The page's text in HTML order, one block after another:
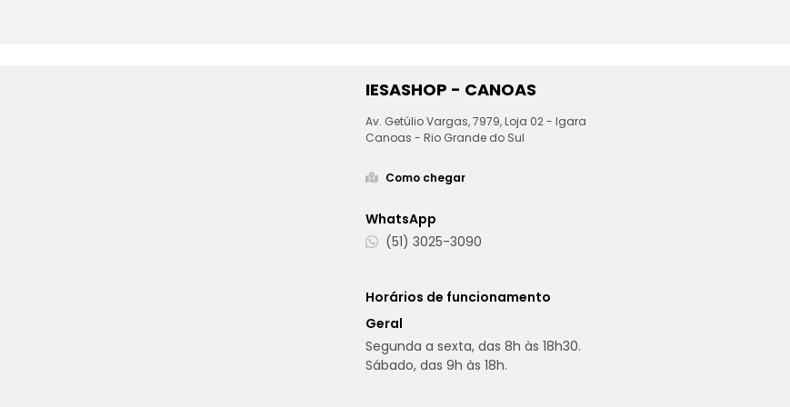
IESASHOP - CANOAS
Av. Getúlio Vargas, 7979, Loja 02 - Igara
Canoas - Rio Grande do Sul
Como chegar
WhatsApp
(51) 3025-3090
Horários de funcionamento
Geral
Segunda a sexta, das 8h às 18h30.
Sábado, das 9h às 18h.